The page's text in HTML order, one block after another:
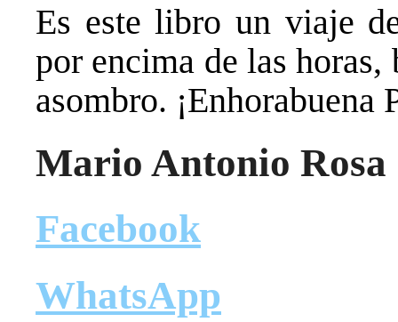
Es este libro un viaje
por encima de las
asombro. ¡Enhorabuena
Mario Antonio Rosa
Facebook
WhatsApp